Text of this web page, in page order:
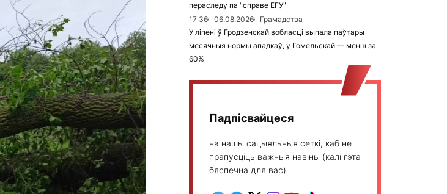
пераследу па "справе ЕГУ"
17:36
06.08.2026
Грамадства
У ліпені ў Гродзенскай вобласці выпала паўтары
месячныя нормы ападкаў, у Гомельскай — менш за
60%
Падпісвайцеся
на нашы сацыяльныя сеткі, каб не
прапусціць важныя навіны (калі гэта
бяспечна для вас)